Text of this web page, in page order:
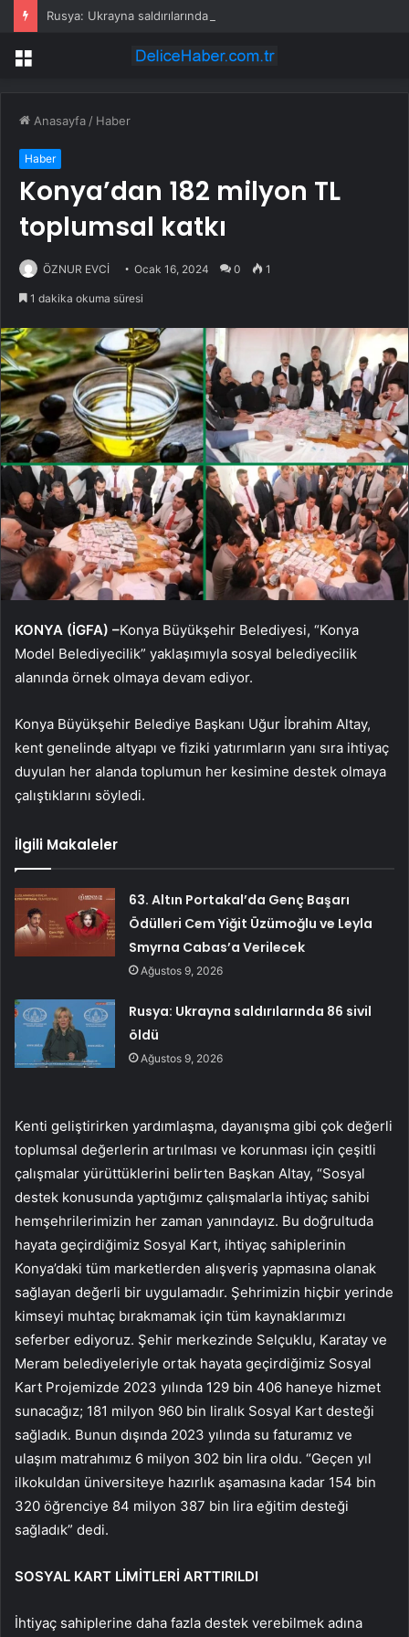
Rusya: Ukrayna saldırılarında 86 sivil öldü
Menü
Anasayfa / Haber
Haber
Konya’dan 182 milyon TL
toplumsal katkı
ÖZNUR EVCİ Ocak 16, 2024 0 1
1 dakika okuma süresi
KONYA (İGFA) –Konya Büyükşehir Belediyesi, “Konya
Model Belediyecilik” yaklaşımıyla sosyal belediyecilik
alanında örnek olmaya devam ediyor.
Konya Büyükşehir Belediye Başkanı Uğur İbrahim Altay,
kent genelinde altyapı ve fiziki yatırımların yanı sıra ihtiyaç
duyulan her alanda toplumun her kesimine destek olmaya
çalıştıklarını söyledi.
İlgili Makaleler
63. Altın Portakal’da Genç Başarı
Ödülleri Cem Yiğit Üzümoğlu ve Leyla
Smyrna Cabas’a Verilecek
Ağustos 9, 2026
Rusya: Ukrayna saldırılarında 86 sivil
öldü
Ağustos 9, 2026
Kenti geliştirirken yardımlaşma, dayanışma gibi çok değerli
toplumsal değerlerin artırılması ve korunması için çeşitli
çalışmalar yürüttüklerini belirten Başkan Altay, “Sosyal
destek konusunda yaptığımız çalışmalarla ihtiyaç sahibi
hemşehrilerimizin her zaman yanındayız. Bu doğrultuda
hayata geçirdiğimiz Sosyal Kart, ihtiyaç sahiplerinin
Konya’daki tüm marketlerden alışveriş yapmasına olanak
sağlayan değerli bir uygulamadır. Şehrimizin hiçbir yerinde
kimseyi muhtaç bırakmamak için tüm kaynaklarımızı
seferber ediyoruz. Şehir merkezinde Selçuklu, Karatay ve
Meram belediyeleriyle ortak hayata geçirdiğimiz Sosyal
Kart Projemizde 2023 yılında 129 bin 406 haneye hizmet
sunacağız; 181 milyon 960 bin liralık Sosyal Kart desteği
sağladık. Bunun dışında 2023 yılında su faturamız ve
ulaşım matrahımız 6 milyon 302 bin lira oldu. “Geçen yıl
ilkokuldan üniversiteye hazırlık aşamasına kadar 154 bin
320 öğrenciye 84 milyon 387 bin lira eğitim desteği
sağladık” dedi.
SOSYAL KART LİMİTLERİ ARTTIRILDI
İhtiyaç sahiplerine daha fazla destek verebilmek adına